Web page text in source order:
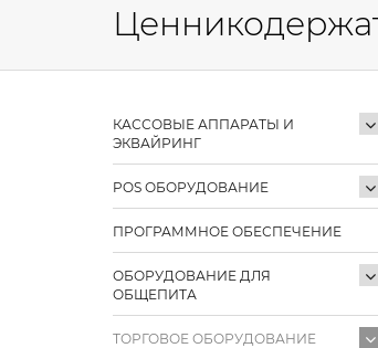
КАССОВЫЕ АППАРАТЫ И
ЭКВАЙРИНГ
POS ОБОРУДОВАНИЕ
ПРОГРАММНОЕ ОБЕСПЕЧЕНИЕ
ОБОРУДОВАНИЕ ДЛЯ
ОБЩЕПИТА
ТОРГОВОЕ ОБОРУДОВАНИЕ